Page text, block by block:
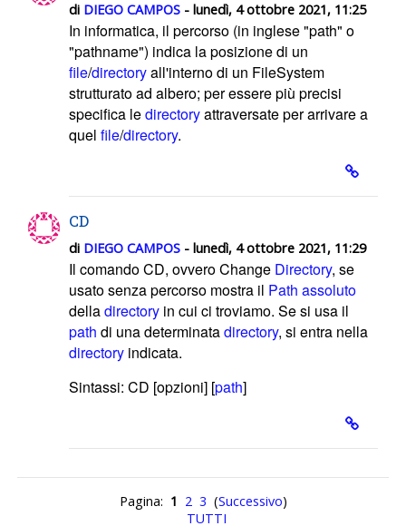
di DIEGO CAMPOS - lunedì, 4 ottobre 2021, 11:25
In informatica, il percorso (in inglese "path" o
"pathname") indica la posizione di un
file/directoryall'interno di un FileSystem
strutturato ad albero; per essere più precisi
specifica ledirectoryattraversate per arrivare a
quel file/directory.
CD
di DIEGO CAMPOS - lunedì, 4 ottobre 2021, 11:29
Il comando CD, ovvero Change Directory, se
usato senza percorso mostra il Path assoluto
delladirectory in cui ci troviamo. Sesi usa il
path di una determinatadirectory, si entra nella
directory indicata.
Sintassi: CD [opzioni] [path]
Pagina: 1 2 3 (Successivo)
TUTTI